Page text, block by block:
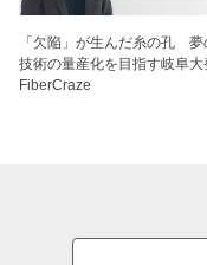
「欠陥」が生んだ糸の孔 夢
技術の量産化を目指す岐阜大
FiberCraze